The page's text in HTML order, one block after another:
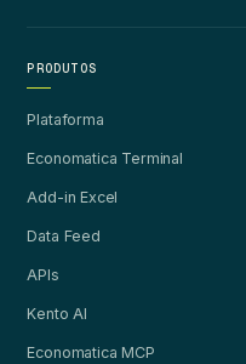
PRODUTOS
Plataforma
Economatica Terminal
Add-in Excel
Data Feed
APIs
Kento AI
Economatica MCP